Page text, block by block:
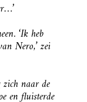
‘Ik heb
Nero,’ zei
zich naar de
en fluisterde